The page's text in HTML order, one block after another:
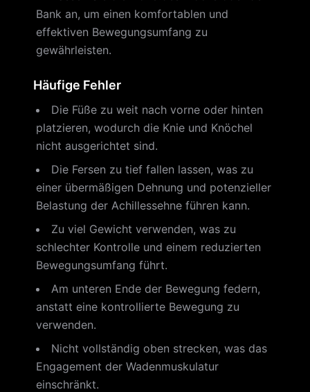
Bank an, um einen komfortablen und
effektiven Bewegungsumfang zu
gewährleisten.
Häufige Fehler
Die Füße zu weit nach vorne oder hinten
platzieren, wodurch die Knie und Knöchel
nicht ausgerichtet sind.
Die Fersen zu tief fallen lassen, was zu
einer übermäßigen Dehnung und potenzieller
Belastung der Achillessehne führen kann.
Zu viel Gewicht verwenden, was zu
schlechter Kontrolle und einem reduzierten
Bewegungsumfang führt.
Am unteren Ende der Bewegung federn,
anstatt eine kontrollierte Bewegung zu
verwenden.
Nicht vollständig oben strecken, was das
Engagement der Wadenmuskulatur
einschränkt.